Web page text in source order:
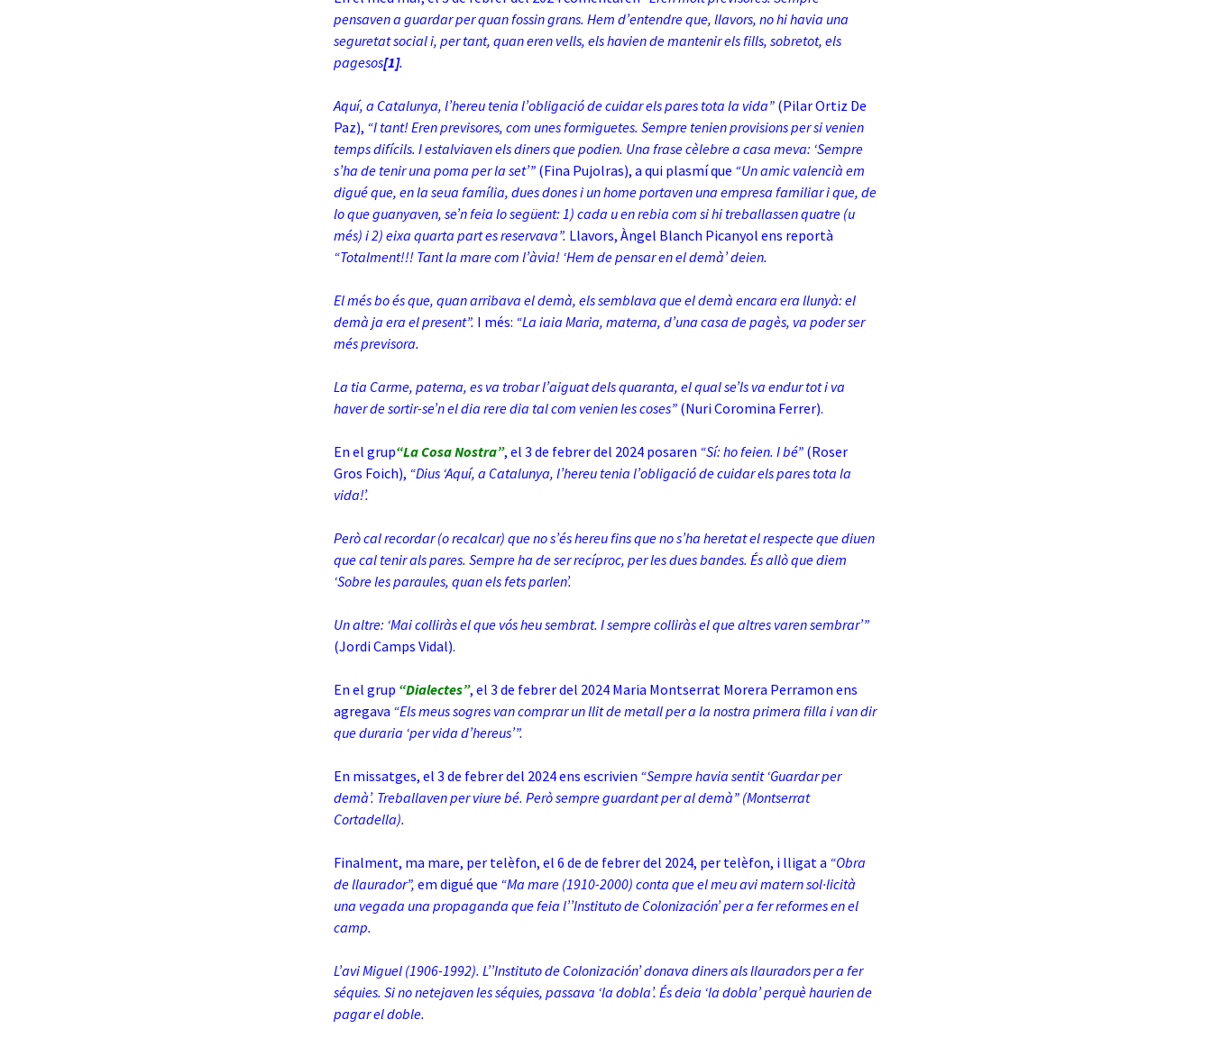
pensaven a guardar per quan fossin grans. Hem d’entendre que, llavors, no hi havia una
seguretat social i, per tant, quan eren vells, els havien de mantenir els fills, sobretot, els
pagesos[1].
Aquí, a Catalunya, l’hereu tenia l’obligació de cuidar els pares tota la vida” (Pilar Ortiz De
Paz), “I tant! Eren previsores, com unes formiguetes. Sempre tenien provisions per si venien
temps difícils. I estalviaven els diners que podien. Una frase cèlebre a casa meva: ‘Sempre
s’ha de tenir una poma per la set’” (Fina Pujolras), a qui plasmí que “Un amic valencià em
digué que, en la seua família, dues dones i un home portaven una empresa familiar i que, de
lo que guanyaven, se’n feia lo següent: 1) cada u en rebia com si hi treballassen quatre (u
més) i 2) eixa quarta part es reservava”. Llavors, Àngel Blanch Picanyol ens reportà
“Totalment!!! Tant la mare com l’àvia! ‘Hem de pensar en el demà’ deien.
El més bo és que, quan arribava el demà, els semblava que el demà encara era llunyà: el
demà ja era el present”. I més: “La iaia Maria, materna, d’una casa de pagès, va poder ser
més previsora.
La tia Carme, paterna, es va trobar l’aiguat dels quaranta, el qual se’ls va endur tot i va
haver de sortir-se’n el dia rere dia tal com venien les coses” (Nuri Coromina Ferrer).
En el grup“La Cosa Nostra”, el 3 de febrer del 2024 posaren “Sí: ho feien. I bé” (Roser
Gros Foich), “Dius ‘Aquí, a Catalunya, l’hereu tenia l’obligació de cuidar els pares tota la
vida!’.
Però cal recordar (o recalcar) que no s’és hereu fins que no s’ha heretat el respecte que diuen
que cal tenir als pares. Sempre ha de ser recíproc, per les dues bandes. És allò que diem
‘Sobre les paraules, quan els fets parlen’.
Un altre: ‘Mai colliràs el que vós heu sembrat. I sempre colliràs el que altres varen sembrar’”
(Jordi Camps Vidal).
En el grup “Dialectes”, el 3 de febrer del 2024 Maria Montserrat Morera Perramon ens
agregava “Els meus sogres van comprar un llit de metall per a la nostra primera filla i van dir
que duraria ‘per vida d’hereus’”.
En missatges, el 3 de febrer del 2024 ens escrivien “Sempre havia sentit ‘Guardar per
demà’. Treballaven per viure bé. Però sempre guardant per al demà” (Montserrat
Cortadella).
Finalment, ma mare, per telèfon, el 6 de de febrer del 2024, per telèfon, i lligat a “Obra
de llaurador”, em digué que “Ma mare (1910-2000) conta que el meu avi matern sol·licità
una vegada una propaganda que feia l’’Instituto de Colonización’ per a fer reformes en el
camp.
L’avi Miguel (1906-1992). L’’Instituto de Colonización’ donava diners als llauradors per a fer
séquies. Si no netejaven les séquies, passava ‘la dobla’. És deia ‘la dobla’ perquè haurien de
pagar el doble.